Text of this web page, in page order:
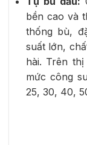
bền cao và
thống bù,
suất lớn,
hài. Trên
mức công
25, 30, 40,